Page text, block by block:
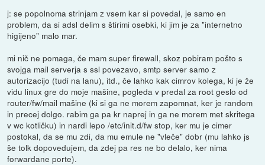
j: se popolnoma strinjam z vsem kar si povedal, je samo en
problem, da si adsl delim s štirimi osebki, ki jim je za "internetno
higijeno" malo mar.
mi nič ne pomaga, če mam super firewall, skoz pobiram pošto s
svojga mail serverja s ssl povezavo, smtp server samo z
autorizacijo (tudi na lanu), itd., če lahko kak cimrov kolega, ki je že
vidu linux gre do moje mašine, pogleda v predal za root geslo od
router/fw/mail mašine (ki si ga ne morem zapomnat, ker je random
in precej dolgo. rabim ga pa kr naprej in ga ne morem met skritega
v wc kotličku) in nardi lepo /etc/init.d/fw stop, ker mu je cimer
postokal, da se mu zdi, da mu emule ne "vleče" dobr (mu lahko js
še tolk dopovedujem, da zdej pa res ne bo delalo, ker nima
forwardane porte).